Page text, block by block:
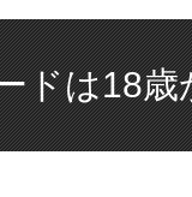
ドは18歳